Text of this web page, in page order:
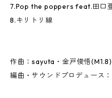
7.Pop the poppers feat.田口
8.キリトリ線
作曲：sayuta・金戸俊悟(M1.8)
編曲・サウンドプロデュース